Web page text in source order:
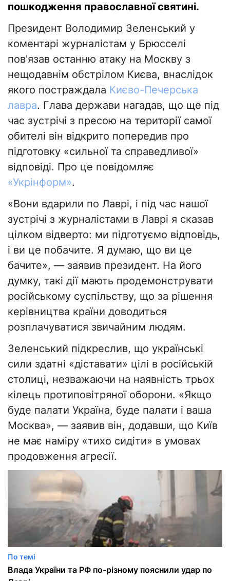
пошкодження православної святині.
Президент Володимир Зеленський у
коментарі журналістам у Брюсселі
пов'язав останню атаку на Москву з
нещодавнім обстрілом Києва, внаслідок
якого постраждала Києво-Печерська
лавра. Глава держави нагадав, що ще під
час зустрічі з пресою на території самої
обителі він відкрито попередив про
підготовку «сильної та справедливої»
відповіді. Про це повідомляє
«Укрінформ».
«Вони вдарили по Лаврі, і під час нашої
зустрічі з журналістами в Лаврі я сказав
цілком відверто: ми підготуємо відповідь,
і ви це побачите. Я думаю, що ви це
бачите», — заявив президент. На його
думку, такі дії мають продемонструвати
російському суспільству, що за рішення
керівництва країни доводиться
розплачуватися звичайним людям.
Зеленський підкреслив, що українські
сили здатні «діставати» цілі в російській
столиці, незважаючи на наявність трьох
кілець протиповітряної оборони. «Якщо
буде палати Україна, буде палати і ваша
Москва», — заявив він, додавши, що Київ
не має наміру «тихо сидіти» в умовах
продовження агресії.
По темі
Влада України та РФ по-різному пояснили удар по